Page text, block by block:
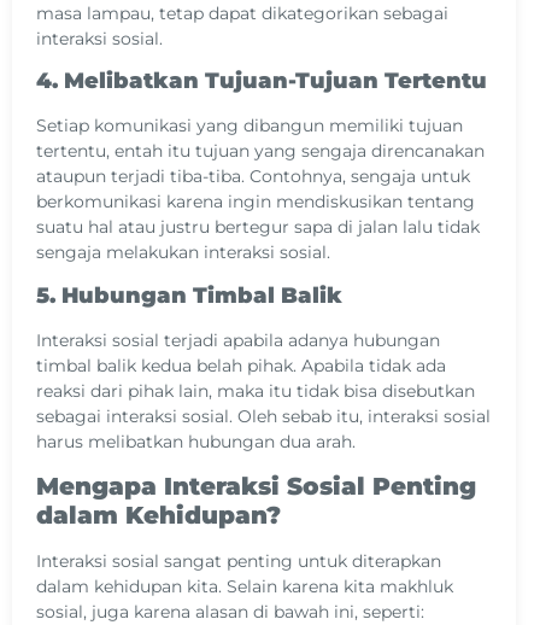
masa lampau, tetap dapat dikategorikan sebagai
interaksi sosial.
4. Melibatkan Tujuan-Tujuan Tertentu
Setiap komunikasi yang dibangun memiliki tujuan
tertentu, entah itu tujuan yang sengaja direncanakan
ataupun terjadi tiba-tiba. Contohnya, sengaja untuk
berkomunikasi karena ingin mendiskusikan tentang
suatu hal atau justru bertegur sapa di jalan lalu tidak
sengaja melakukan interaksi sosial.
5. Hubungan Timbal Balik
Interaksi sosial terjadi apabila adanya hubungan
timbal balik kedua belah pihak. Apabila tidak ada
reaksi dari pihak lain, maka itu tidak bisa disebutkan
sebagai interaksi sosial. Oleh sebab itu, interaksi sosial
harus melibatkan hubungan dua arah.
Mengapa Interaksi Sosial Penting
dalam Kehidupan?
Interaksi sosial sangat penting untuk diterapkan
dalam kehidupan kita. Selain karena kita makhluk
sosial, juga karena alasan di bawah ini, seperti: